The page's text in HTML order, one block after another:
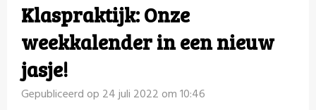
Klaspraktijk: Onze
weekkalender in een nieuw
jasje!
Gepubliceerd op 24 juli 2022 om 10:46